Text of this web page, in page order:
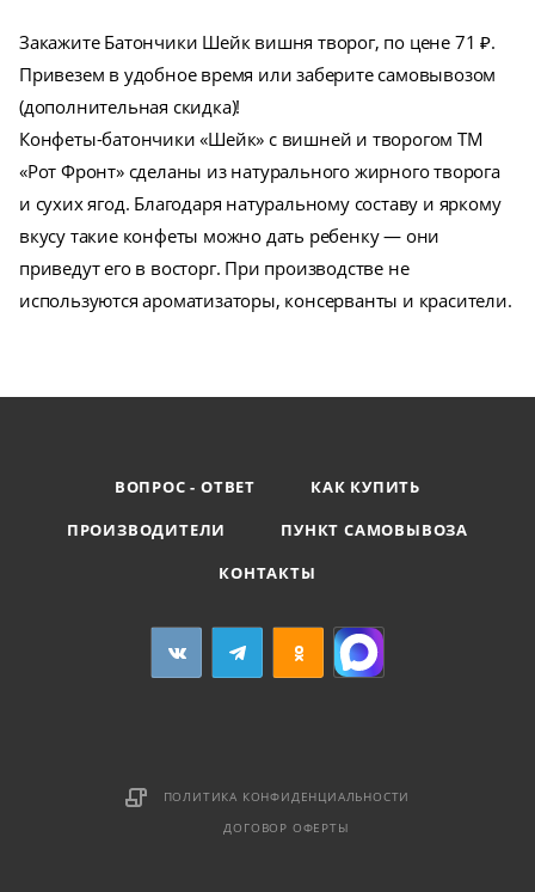
Закажите Батончики Шейк вишня творог, по цене 71 ₽.
Привезем в удобное время или заберите самовывозом
(дополнительная скидка)!
Конфеты-батончики «Шейк» с вишней и творогом ТМ
«Рот Фронт» сделаны из натурального жирного творога
и сухих ягод. Благодаря натуральному составу и яркому
вкусу такие конфеты можно дать ребенку — они
приведут его в восторг. При производстве не
используются ароматизаторы, консерванты и красители.
ВОПРОС - ОТВЕТ
КАК КУПИТЬ
ПРОИЗВОДИТЕЛИ
ПУНКТ САМОВЫВОЗА
КОНТАКТЫ
ПОЛИТИКА КОНФИДЕНЦИАЛЬНОСТИ
ДОГОВОР ОФЕРТЫ